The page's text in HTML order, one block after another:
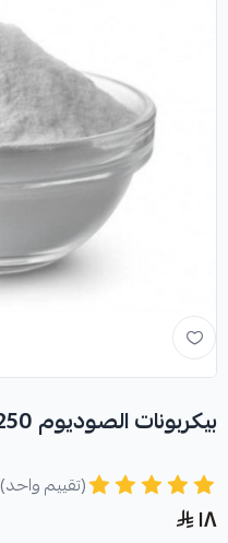
بيكربونات الصوديوم 250 جرام
(تقييم واحد)
١٨